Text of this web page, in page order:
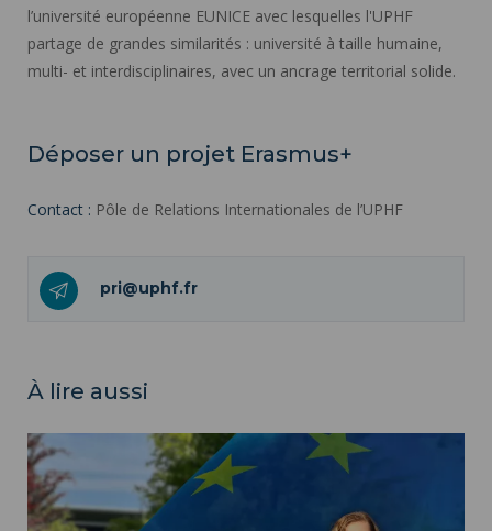
l’université européenne EUNICE avec lesquelles l'UPHF
partage de grandes similarités : université à taille humaine,
multi- et interdisciplinaires, avec un ancrage territorial solide.
Déposer un projet Erasmus+
Contact : Pôle de Relations Internationales de l’UPHF
pri@uphf.fr
À lire aussi
Une université européenne ">